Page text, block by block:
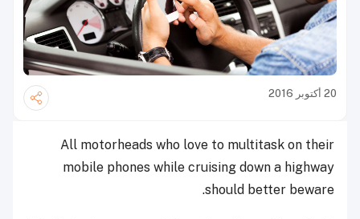
20 أكتوبر 2016
All motorheads who love to multitask on their
mobile phones while cruising down a highway
should better beware.